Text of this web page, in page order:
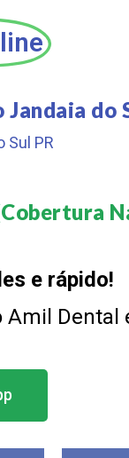
do
Sul PR
e rápido!
Amil